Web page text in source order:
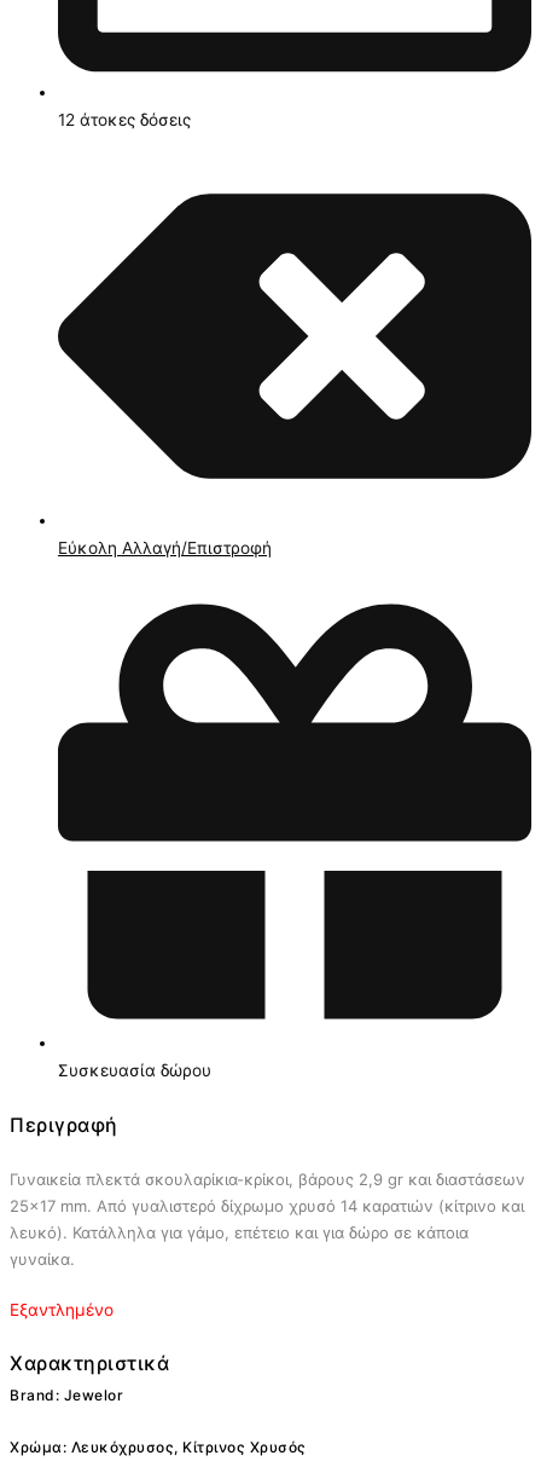
12 άτοκες δόσεις
Εύκολη Αλλαγή/Επιστροφή
Συσκευασία δώρου
Περιγραφή
Γυναικεία πλεκτά σκουλαρίκια-κρίκοι, βάρους 2,9 gr και διαστάσεων
25×17 mm. Από γυαλιστερό δίχρωμο χρυσό 14 καρατιών (κίτρινο και
λευκό). Κατάλληλα για γάμο, επέτειο και για δώρο σε κάποια
γυναίκα.
Εξαντλημένο
Χαρακτηριστικά
Brand: Jewelor
Χρώμα: Λευκόχρυσος, Κίτρινος Χρυσός